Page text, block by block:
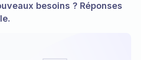
besoins ? Réponses